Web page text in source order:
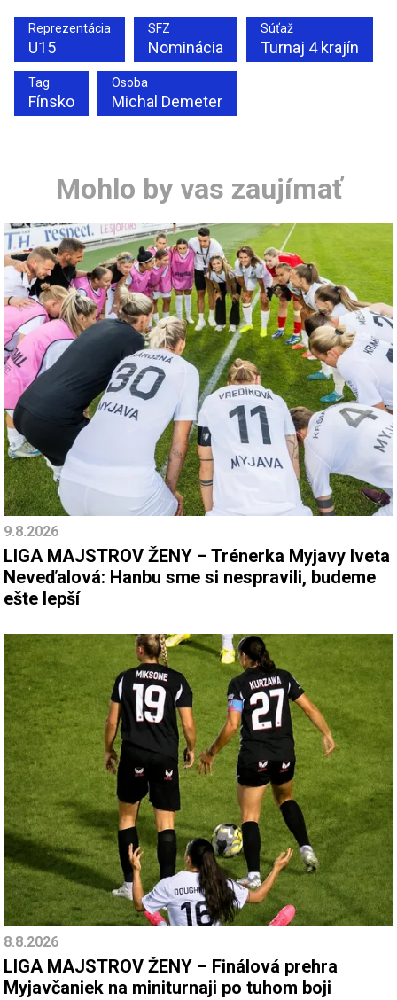
Reprezentácia
U15
SFZ
Nominácia
Súťaž
Turnaj 4 krajín
Tag
Fínsko
Osoba
Michal Demeter
Mohlo by vas zaujímať
9.8.2026
LIGA MAJSTROV ŽENY – Trénerka Myjavy Iveta
Neveďalová: Hanbu sme si nespravili, budeme
ešte lepší
8.8.2026
LIGA MAJSTROV ŽENY – Finálová prehra
Myjavčaniek na miniturnaji po tuhom boji